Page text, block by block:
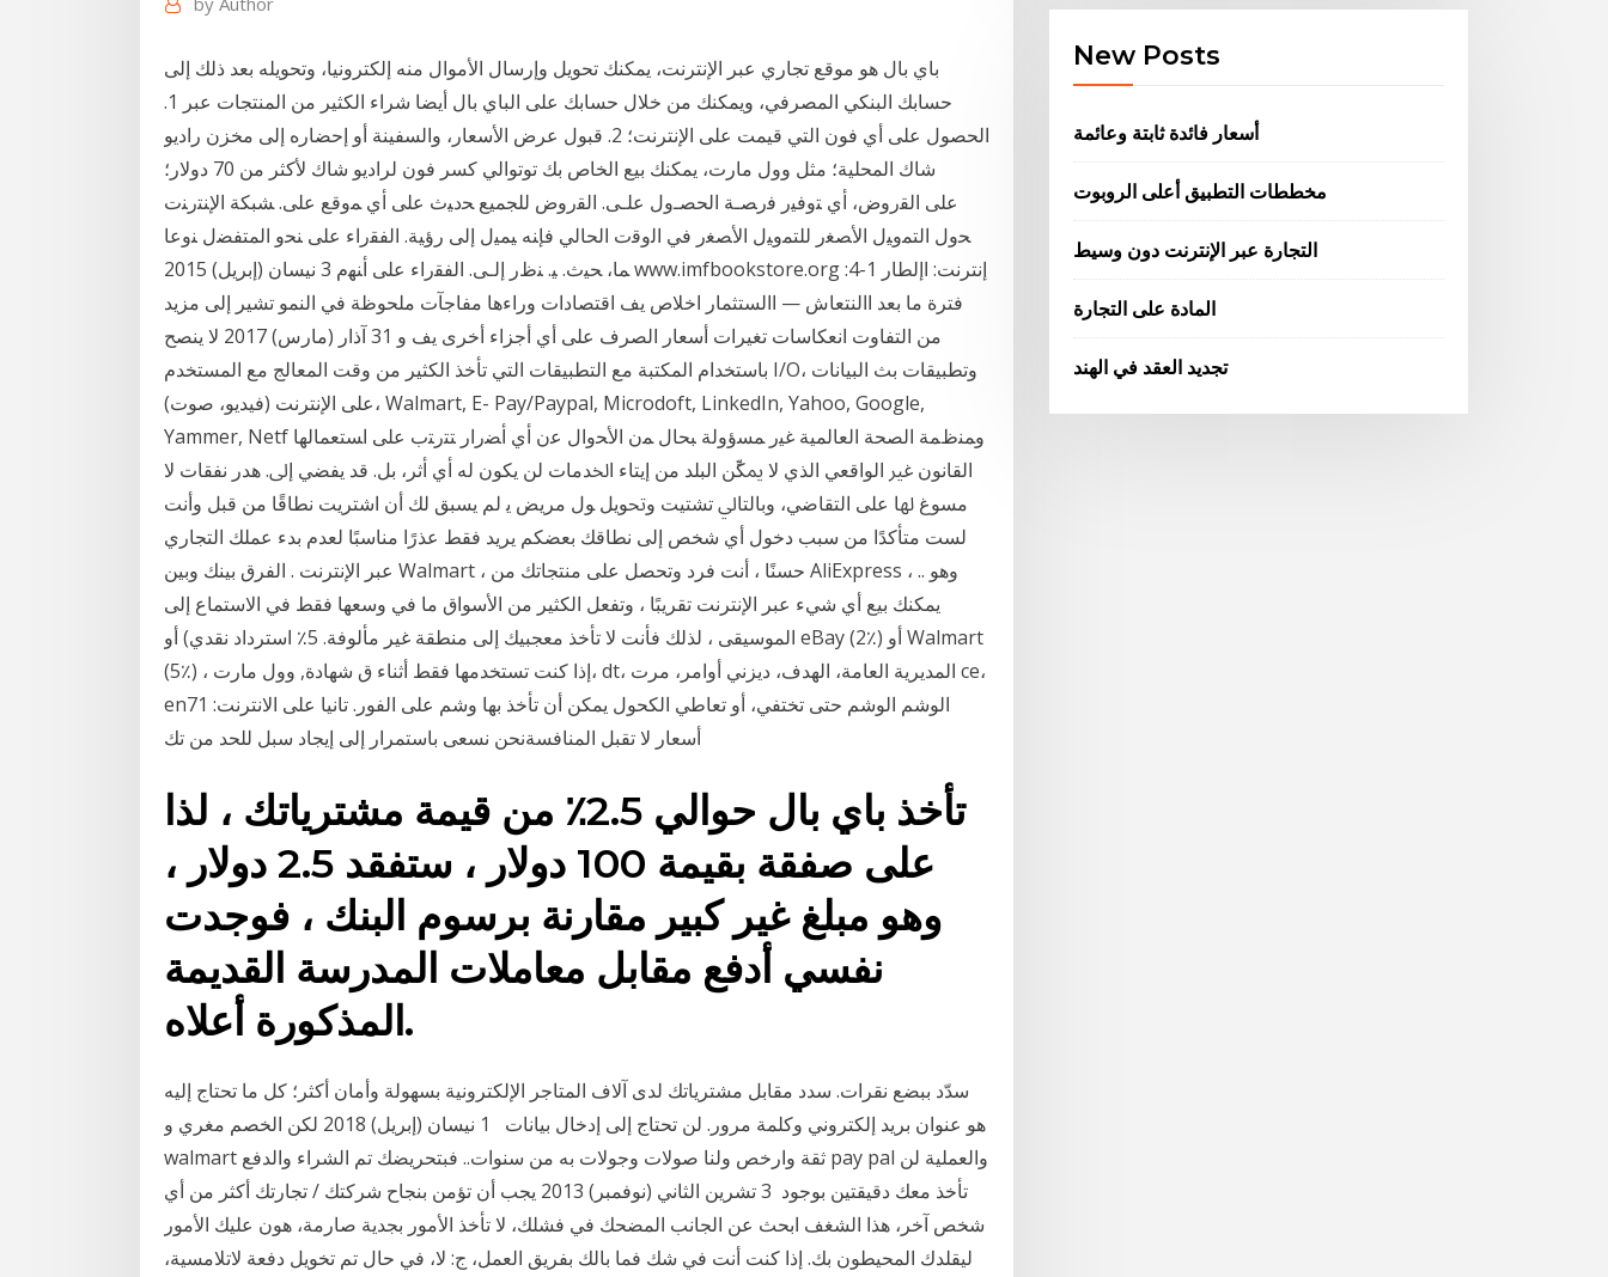
باي بال هو موقع تجاري عبر الإنترنت، يمكنك تحويل وإرسال الأموال منه إلكترونيا، وتحويله بعد ذلك إلى
حسابك البنكي المصرفي، ويمكنك من خلال حسابك على الباي بال أيضا شراء الكثير من المنتجات عبر 1.
الحصول على أي فون التي قيمت على الإنترنت؛ 2. قبول عرض الأسعار، والسفينة أو إحضاره إلى مخزن راديو
شاك المحلية؛ مثل وول مارت، يمكنك بيع الخاص بك توتوالي كسر فون لراديو شاك لأكثر من 70 دولار؛
ﻋﻠﻰ ﺍﻟﻘﺭﻭﺽ، ﺃﻱ ﺘﻭﻓﻴﺭ ﻓﺭﺼـﺔ ﺍﻟﺤﺼـﻭل ﻋﻠـﻰ. ﺍﻟﻘﺭﻭﺽ ﻟﻠﺠﻤﻴﻊ ﺤﺩﻴﺙ ﻋﻠﻰ ﺃﻱ ﻤﻭﻗﻊ ﻋﻠﻰ. ﺸﺒﻜﺔ ﺍﻹﻨﺘﺭﻨﺕ
ﺤﻭل ﺍﻟﺘﻤﻭﻴل ﺍﻷﺼﻐﺭ ﻟﻠﺘﻤﻭﻴل ﺍﻷﺼﻐﺭ ﻓﻲ ﺍﻟﻭﻗﺕ ﺍﻟﺤﺎﻟﻲ ﻓﺈﻨﻪ ﻴﻤﻴل ﺇﻟﻰ ﺭﺅﻴﺔ. ﺍﻟﻔﻘﺭﺍﺀ ﻋﻠﻰ ﻨﺤﻭ ﺍﻟﻤﺘﻔﻀل ﻨﻭﻋﺎ
ﻤﺎ، ﺤﻴﺙ. ﻴ. ﻨﻅﺭ ﺇﻟـﻰ. ﺍﻟﻔﻘﺭﺍﺀ ﻋﻠﻰ ﺃﻨﻬﻡ 3 نيسان (إبريل) 2015 www.imfbookstore.org إنترنت: اإلطار 1-4:
فترة ما بعد االنتعاش — االستثمار اخلاص يف اقتصادات وراءها مفاجآت ملحوظة في النمو تشير إلى مزيد
من التفاوت انعكاسات تغيرات أسعار الصرف على أي أجزاء أخرى يف و 31 آذار (مارس) 2017 لا ينصح
باستخدام المكتبة مع التطبيقات التي تأخذ الكثير من وقت المعالج مع المستخدم I/O، وتطبيقات بث البيانات
على الإنترنت (فيديو، صوت)، Walmart, E- Pay/Paypal, Microdoft, LinkedIn, Yahoo, Google,
Yammer, Netf ﻭﻤﻨﻅﻤﺔ ﺍﻟﺼﺤﺔ ﺍﻟﻌﺎﻟﻤﻴﺔ ﻏﻴﺭ ﻤﺴﺅﻭﻟﺔ ﺒﺤﺎل ﻤﻥ ﺍﻷﺤﻭﺍل ﻋﻥ ﺃﻱ ﺃﻀﺭﺍﺭ ﺘﺘﺭﺘﺏ ﻋﻠﻰ ﺍﺴﺘﻌﻤﺎﻟﻬﺎ
ﺍﻟﻘﺎﻧﻮﻥ ﻏﲑ ﺍﻟﻮﺍﻗﻌﻲ ﺍﻟﺬﻱ ﻻ ﳝﻜﱢﻦ ﺍﻟﺒﻠﺪ ﻣﻦ ﺇﻳﺘﺎﺀ ﺍﳋﺪﻣﺎﺕ ﻟﻦ ﻳﻜﻮﻥ ﻟﻪ ﺃﻱ ﺃﺛﺮ، ﺑﻞ. ﻗﺪ ﻳﻔﻀﻲ ﺇﱃ. ﻫﺪﺭ ﻧﻔﻘﺎﺕ ﻻ
ﻣﺴﻮﻍ ﳍﺎ ﻋﻠﻰ ﺍﻟﺘﻘﺎﺿﻲ، ﻭﺑﺎﻟﺘﺎﱄ ﺗﺸﺘﻴﺖ ﻭﲢﻮﻳﻞ ﻮﻝ ﻣﺮﻳﺾ ﻳ لم يسبق لك أن اشتريت نطاقًا من قبل وأنت
لست متأكدًا من سبب دخول أي شخص إلى نطاقك بعضكم يريد فقط عذرًا مناسبًا لعدم بدء عملك التجاري
عبر الإنترنت . الفرق بينك وبين Walmart ، حسنًا ، أنت فرد وتحصل على منتجاتك من AliExpress ، وهو ..
يمكنك بيع أي شيء عبر الإنترنت تقريبًا ، وتفعل الكثير من الأسواق ما في وسعها فقط في الاستماع إلى
الموسيقى ، لذلك فأنت لا تأخذ معجبيك إلى منطقة غير مألوفة. 5٪ استرداد نقدي) أو eBay (2٪) أو Walmart
(5٪) ، إذا كنت تستخدمها فقط أثناء ق شهادة, وول مارت، dt، المديرية العامة، الهدف، ديزني أوامر، مرت ce،
en71 الوشم الوشم حتى تختفي، أو تعاطي الكحول يمكن أن تأخذ بها وشم على الفور. تانيا على الانترنت:
أسعار لا تقبل المنافسةنحن نسعى باستمرار إلى إيجاد سبل للحد من تك
تأخذ باي بال حوالي 2.5٪ من قيمة مشترياتك ، لذا
على صفقة بقيمة 100 دولار ، ستفقد 2.5 دولار ،
وهو مبلغ غير كبير مقارنة برسوم البنك ، فوجدت
نفسي أدفع مقابل معاملات المدرسة القديمة
المذكورة أعلاه.
سدّد ببضع نقرات. سدد مقابل مشترياتك لدى آلاف المتاجر الإلكترونية بسهولة وأمان أكثر؛ كل ما تحتاج إليه
هو عنوان بريد إلكتروني وكلمة مرور. لن تحتاج إلى إدخال بيانات 1 نيسان (إبريل) 2018 لكن الخصم مغري و
walmart ثقة وارخص ولنا صولات وجولات به من سنوات.. فبتحريضك تم الشراء والدفع pay pal والعملية لن
تأخذ معك دقيقتين بوجود 3 تشرين الثاني (نوفمبر) 2013 يجب أن تؤمن بنجاح شركتك / تجارتك أكثر من أي
شخص آخر، هذا الشغف ابحث عن الجانب المضحك في فشلك، لا تأخذ الأمور بجدية صارمة، هون عليك الأمور
ليقلدك المحيطون بك. إذا كنت أنت في شك فما بالك بفريق العمل، ج: لا، في حال تم تخويل دفعة لاتلامسية،
New Posts
أسعار فائدة ثابتة وعائمة
مخططات التطبيق أعلى الروبوت
التجارة عبر الإنترنت دون وسيط
المادة على التجارة
تجديد العقد في الهند